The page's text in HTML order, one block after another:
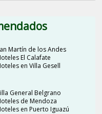
Martín de los Andes
El Calafate
en Villa Gesell
General Belgrano
de Mendoza
en Puerto Iguazú